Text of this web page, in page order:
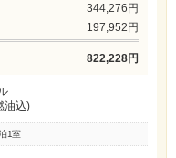
344,276円
197,952円
822,228円
油込)
1室